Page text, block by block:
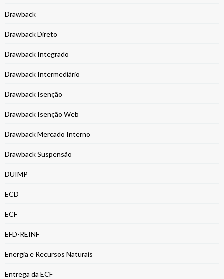
Drawback
Drawback Direto
Drawback Integrado
Drawback Intermediário
Drawback Isenção
Drawback Isenção Web
Drawback Mercado Interno
Drawback Suspensão
DUIMP
ECD
ECF
EFD-REINF
Energia e Recursos Naturais
Entrega da ECF